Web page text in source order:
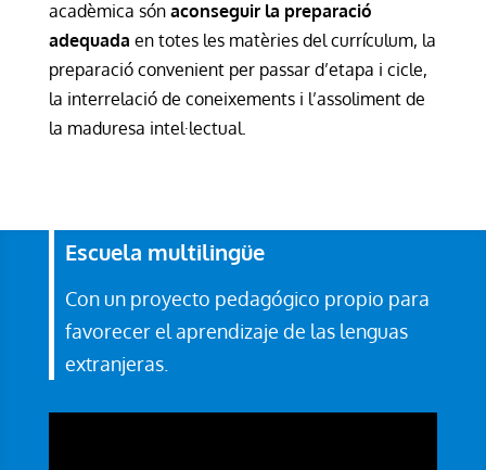
acadèmica són aconseguir la preparació
adequada en totes les matèries del currículum, la
preparació convenient per passar d’etapa i cicle,
la interrelació de coneixements i l’assoliment de
la maduresa intel·lectual.
Escuela multilingüe
Con un proyecto pedagógico propio para
favorecer el aprendizaje de las lenguas
extranjeras.